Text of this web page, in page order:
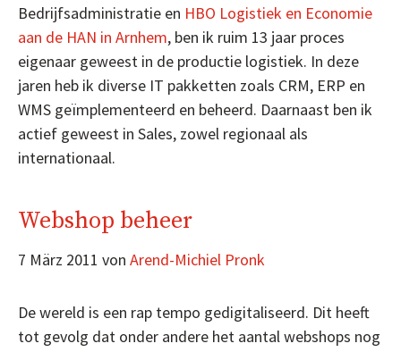
Bedrijfsadministratie en HBO Logistiek en Economie
aan de HAN in Arnhem, ben ik ruim 13 jaar proces
eigenaar geweest in de productie logistiek. In deze
jaren heb ik diverse IT pakketten zoals CRM, ERP en
WMS geïmplementeerd en beheerd. Daarnaast ben ik
actief geweest in Sales, zowel regionaal als
internationaal.
Webshop beheer
7 März 2011 von Arend-Michiel Pronk
De wereld is een rap tempo gedigitaliseerd. Dit heeft
tot gevolg dat onder andere het aantal webshops nog